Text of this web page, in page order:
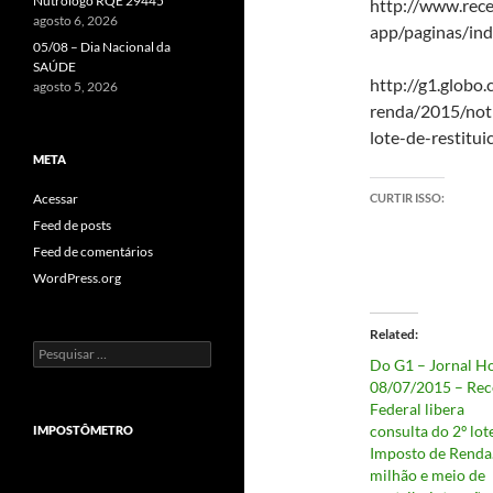
http://
app/paginas/
http://
renda/2015/
lote-de-
CURTIR ISSO:
Related
Do G1 – Jornal
08/07/2015 –
Federal libera
consulta do 2º
Imposto de
milhão e meio de
agosto 6, 2026
05/08 – Dia Nacional da
SAÚDE
agosto 5, 2026
META
Acessar
Feed de posts
Feed de comentários
WordPress.org
Pesquisar
por:
IMPOSTÔMETRO